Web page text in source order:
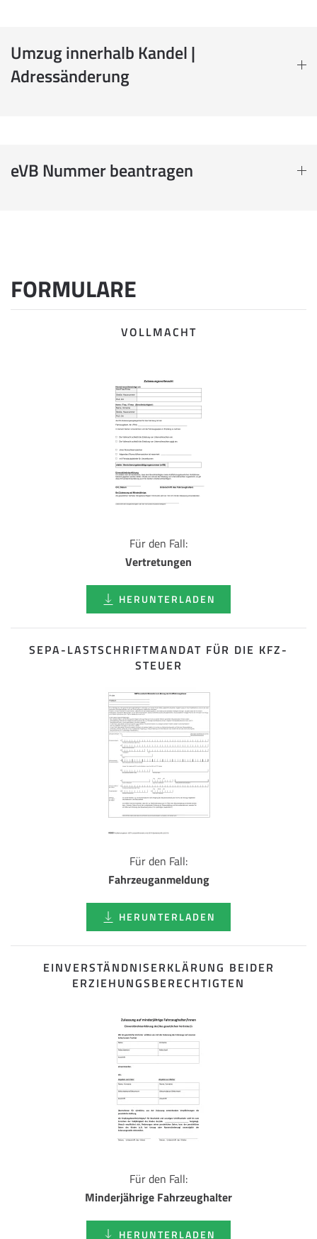
Umzug innerhalb Kandel |
Adressänderung
eVB Nummer beantragen
FORMULARE
VOLLMACHT
Für den Fall:
Vertretungen
HERUNTERLADEN
SEPA-LASTSCHRIFT­MANDAT FÜR DIE KFZ-
STEUER
Für den Fall:
Fahrzeuganmeldung
HERUNTERLADEN
EINVERSTÄNDNISERKLÄRUNG BEIDER
ERZIEHUNGSBERECHTIGTEN
Für den Fall:
Minderjährige Fahrzeughalter
HERUNTERLADEN